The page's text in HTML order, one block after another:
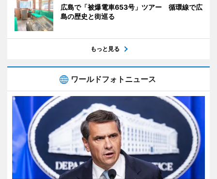
広島で「被爆電車653号」ツアー 循環線で広
島の歴史と街巡る
もっと見る
ワールドフォトニュース